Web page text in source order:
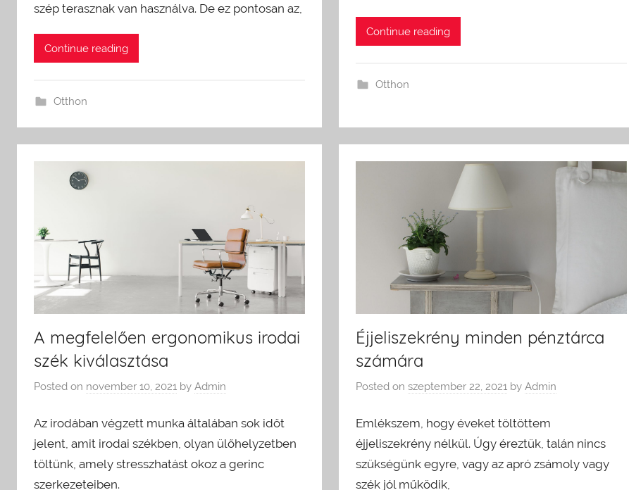
szép terasznak van használva. De ez pontosan az,
Continue reading
Otthon
Continue reading
Otthon
A megfelelően ergonomikus irodai
szék kiválasztása
Posted on november 10, 2021 by Admin
Az irodában végzett munka általában sok időt
jelent, amit irodai székben, olyan ülőhelyzetben
töltünk, amely stresszhatást okoz a gerinc
szerkezeteiben.
Éjjeliszekrény minden pénztárca
számára
Posted onszeptember 22, 2021 byAdmin
Emlékszem, hogy éveket töltöttem
éjjeliszekrény nélkül. Úgy éreztük, talán nincs
szükségünk egyre, vagy az apró zsámoly vagy
szék jól működik,